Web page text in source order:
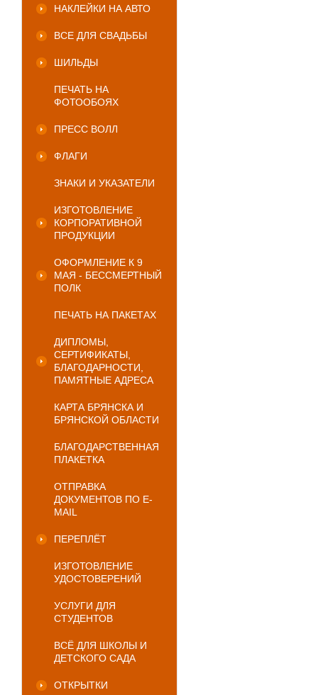
НАКЛЕЙКИ НА АВТО
ВСЕ ДЛЯ СВАДЬБЫ
ШИЛЬДЫ
ПЕЧАТЬ НА
ФОТООБОЯХ
ПРЕСС ВОЛЛ
ФЛАГИ
ЗНАКИ И УКАЗАТЕЛИ
ИЗГОТОВЛЕНИЕ
КОРПОРАТИВНОЙ
ПРОДУКЦИИ
ОФОРМЛЕНИЕ К 9
МАЯ - БЕССМЕРТНЫЙ
ПОЛК
ПЕЧАТЬ НА ПАКЕТАХ
ДИПЛОМЫ,
СЕРТИФИКАТЫ,
БЛАГОДАРНОСТИ,
ПАМЯТНЫЕ АДРЕСА
КАРТА БРЯНСКА И
БРЯНСКОЙ ОБЛАСТИ
БЛАГОДАРСТВЕННАЯ
ПЛАКЕТКА
ОТПРАВКА
ДОКУМЕНТОВ ПО E-
MAIL
ПЕРЕПЛЁТ
ИЗГОТОВЛЕНИЕ
УДОСТОВЕРЕНИЙ
УСЛУГИ ДЛЯ
СТУДЕНТОВ
ВСЁ ДЛЯ ШКОЛЫ И
ДЕТСКОГО САДА
ОТКРЫТКИ